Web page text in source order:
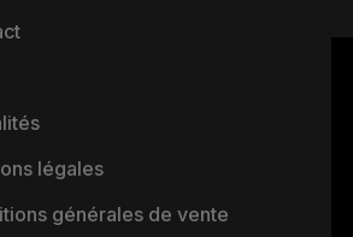
légales
générales de vente